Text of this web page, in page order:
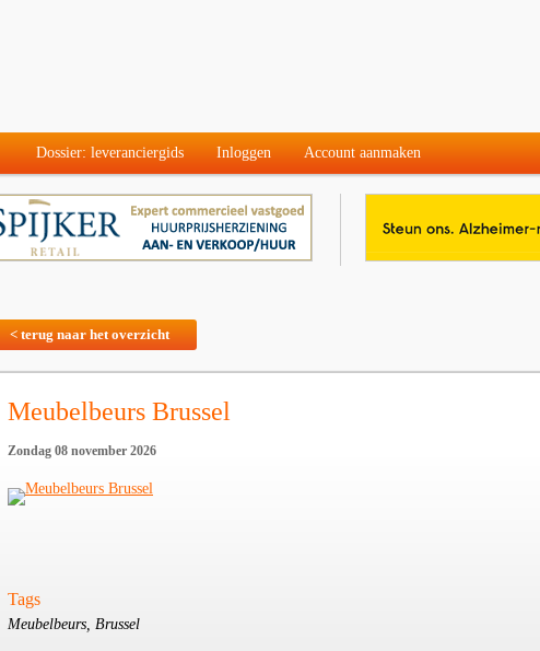
Dossier: leveranciergids Inloggen Account aanmaken
< terug naar het overzicht
Meubelbeurs Brussel
Zondag 08 november 2026
Tags
Meubelbeurs, Brussel